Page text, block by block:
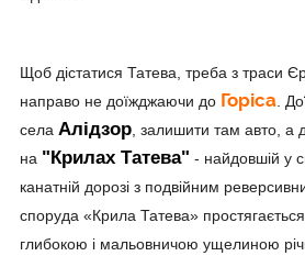
Щоб дістатися Татева, треба з траси
направо не доїжджаючи до Горіса.
села Алідзор, залишити там авто, а
на "Крилах Татева" - найдовшій у
канатній дорозі з подвійним
споруда «Крила Татева»
глибокою і мальовничою ущелиною